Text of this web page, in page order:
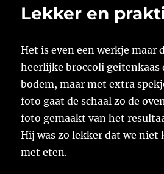
Lekker en
Het is even een werkje maar
heerlijke broccoli geitenkaas
bodem, maar met extra
foto gaat de schaal zo de
foto gemaakt van het
Hij was zo lekker dat we niet
met eten.